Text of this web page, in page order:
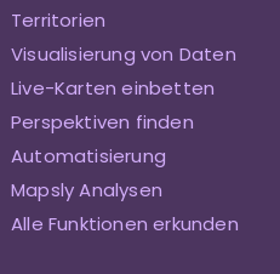
Territorien
Visualisierung von Daten
Live-Karten einbetten
Perspektiven finden
Automatisierung
Mapsly Analysen
Alle Funktionen erkunden